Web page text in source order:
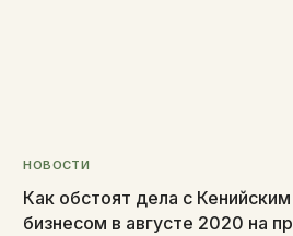
НОВОСТИ
Как обстоят дела с
бизнесом в августе 2020 на